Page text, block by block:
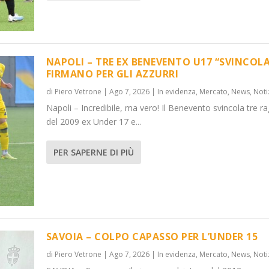
15
NAPOLI – TRE EX BENEVENTO U17
FIRMANO PER GLI AZZURRI
di Piero Vetrone | Ago 7, 2026| In evidenza, Mercato, News,
Napoli – Incredibile, ma vero! Il Benevento svincola tre
del 2009 ex Under 17 e...
PER SAPERNE DI PIÙ
SAVOIA – COLPO CAPASSO PER L’UNDER 15
di Piero Vetrone | Ago 7, 2026| In evidenza, Mercato, News,